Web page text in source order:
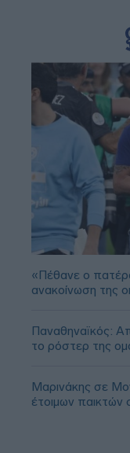
«Πέθανε ο
ανακοίνωση της
Παναθηναϊκός:
το ρόστερ της
Μαρινάκης σε
έτοιμων